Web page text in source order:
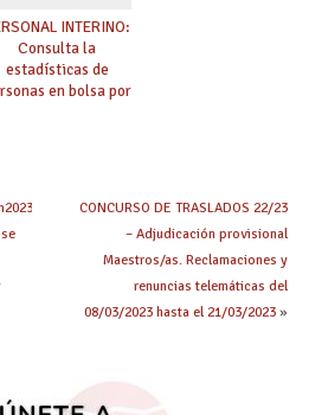
INTERINO:
Consulta la
estadísticas de
en bolsa por
CONCURSO DE TRASLADOS 22/23
– Adjudicación provisional
Maestros/as. Reclamaciones y
renuncias telemáticas del
08/03/2023 hasta el 21/03/2023»